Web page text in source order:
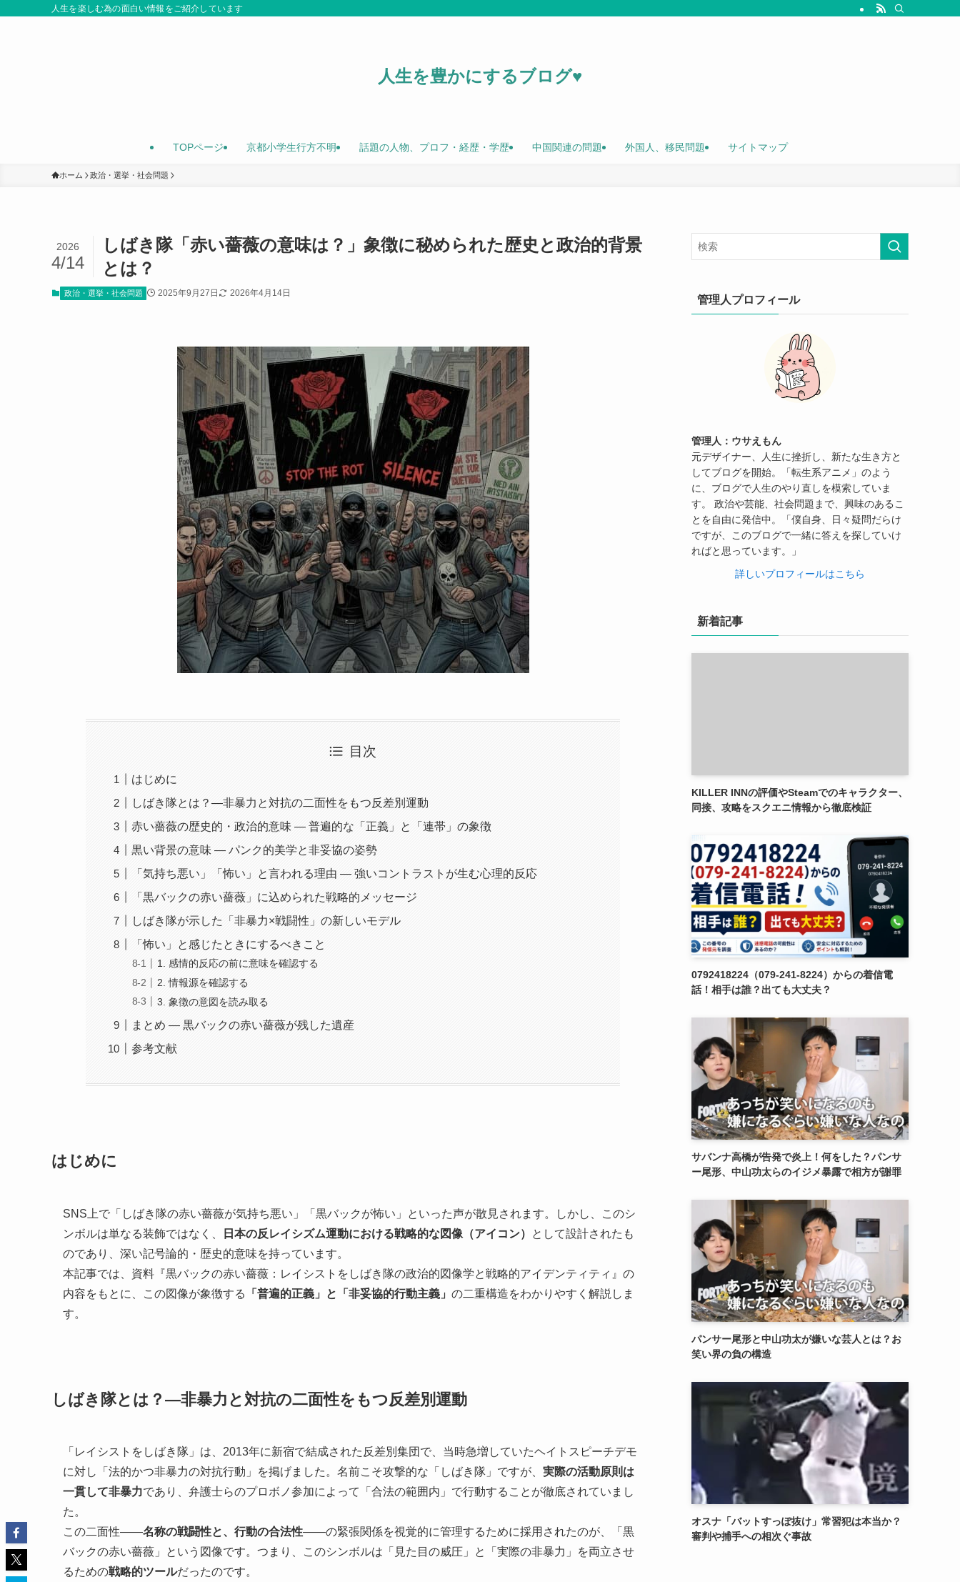
人生を楽しむ為の面白い情報をご紹介しています
人生を豊かにするブログ♥
TOPページ 京都小学生行方不明 話題の人物、プロフ・経歴・学歴 中国関連の問題 外国人、移民問題 サイトマップ
ホーム 政治・選挙・社会問題
しばき隊「赤い薔薇の意味は？」象徴に秘められた歴史と政治的背景
とは？
2026
4/14
政治・選挙・社会問題 2025年9月27日 2026年4月14日
目次
はじめに
しばき隊とは？―非暴力と対抗の二面性をもつ反差別運動
赤い薔薇の歴史的・政治的意味 ― 普遍的な「正義」と「連帯」の象徴
黒い背景の意味 ― パンク的美学と非妥協の姿勢
「気持ち悪い」「怖い」と言われる理由 ― 強いコントラストが生む心理的反応
「黒バックの赤い薔薇」に込められた戦略的メッセージ
しばき隊が示した「非暴力×戦闘性」の新しいモデル
「怖い」と感じたときにするべきこと
1. 感情的反応の前に意味を確認する
2. 情報源を確認する
3. 象徴の意図を読み取る
まとめ ― 黒バックの赤い薔薇が残した遺産
参考文献
はじめに
SNS上で「しばき隊の赤い薔薇が気持ち悪い」「黒バックが怖い」といった声が散見されます。しかし、このシ
ンボルは単なる装飾ではなく、
日本の反レイシズム運動における戦略的な図像（アイコン）
として設計されたも
のであり、深い記号論的・歴史的意味を持っています。
本記事では、資料『黒バックの赤い薔薇：レイシストをしばき隊の政治的図像学と戦略的アイデンティティ』の
内容をもとに、この図像が象徴する
「普遍的正義」と「非妥協的行動主義」 の二重構造をわかりやすく解説しま
す。
しばき隊とは？―非暴力と対抗の二面性をもつ反差別運動
「レイシストをしばき隊」は、2013年に新宿で結成された反差別集団で、当時急増していたヘイトスピーチデモ
に対し「法的かつ非暴力の対抗行動」を掲げました。名前こそ攻撃的な「しばき隊」ですが、 実際の活動原則は
一貫して非暴力であり、弁護士らのプロボノ参加によって「合法の範囲内」で行動することが徹底されていまし
た。
この二面性――名称の戦闘性と、行動の合法性――の緊張関係を視覚的に管理するために採用されたのが、「黒
バックの赤い薔薇」という図像です。つまり、このシンボルは「見た目の威圧」と「実際の非暴力」を両立させ
るための戦略的ツールだったのです。
管理人プロフィール
管理人：ウサえもん
元デザイナー、人生に挫折し、新たな生き方と
してブログを開始。「転生系アニメ」のよう
に、ブログで人生のやり直しを模索していま
す。 政治や芸能、社会問題まで、興味のあるこ
とを自由に発信中。「僕自身、日々疑問だらけ
ですが、このブログで一緒に答えを探していけ
ればと思っています。」
詳しいプロフィールはこちら
新着記事
KILLER INNの評価やSteamでのキャラクター、
同接、攻略をスクエニ情報から徹底検証
0792418224（079-241-8224）からの着信電
話！相手は誰？出ても大丈夫？
サバンナ高橋が告発で炎上！何をした？パンサ
ー尾形、中山功太らのイジメ暴露で相方が謝罪
パンサー尾形と中山功太が嫌いな芸人とは？お
笑い界の負の構造
オスナ「バットすっぽ抜け」常習犯は本当か？
審判や捕手への相次ぐ事故